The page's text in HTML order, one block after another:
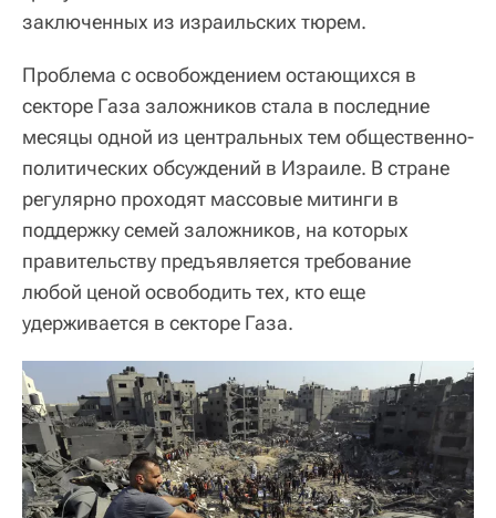
заключенных из израильских тюрем.
Проблема с освобождением остающихся в
секторе Газа заложников стала в последние
месяцы одной из центральных тем общественно-
политических обсуждений в Израиле. В стране
регулярно проходят массовые митинги в
поддержку семей заложников, на которых
правительству предъявляется требование
любой ценой освободить тех, кто еще
удерживается в секторе Газа.